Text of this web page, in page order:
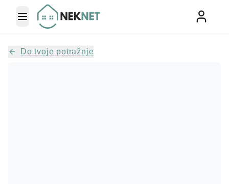
Toggle Menu
Do tvoje potražnje